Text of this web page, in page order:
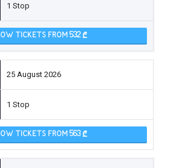
1 Stop
OW TICKETS FROM 532
25 August 2026
1 Stop
OW TICKETS FROM 563